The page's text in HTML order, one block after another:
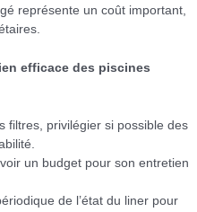
représente un coût important,
efficace des piscines
filtres, privilégier si possible des
un budget pour son entretien
de l’état du liner pour